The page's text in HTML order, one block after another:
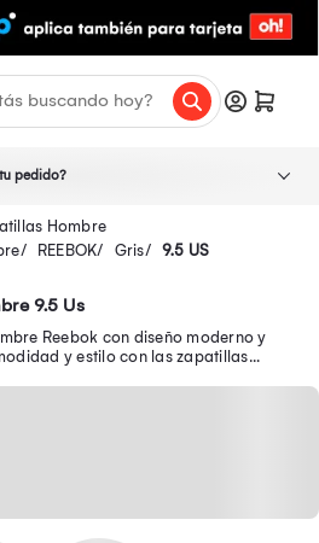
pedido?
Hombre
REEBOK Gris 9.5 US
9.5 Us
Reebok con diseño moderno y
y estilo con las zapatillas